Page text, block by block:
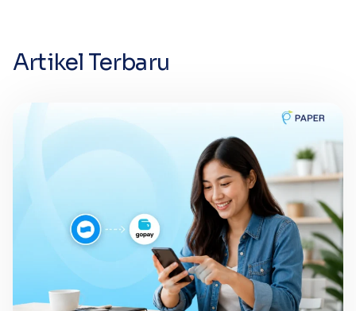
Artikel Terbaru